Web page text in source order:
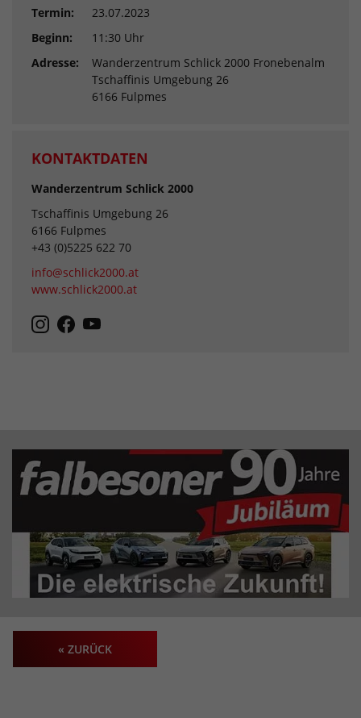
Termin:
23.07.2023
Beginn:
11:30 Uhr
Adresse:
Wanderzentrum Schlick 2000 Fronebenalm
Tschaffinis Umgebung 26
6166 Fulpmes
KONTAKTDATEN
Wanderzentrum Schlick 2000
Tschaffinis Umgebung 26
6166 Fulpmes
+43 (0)5225 622 70
info@schlick2000.at
www.schlick2000.at
« ZURÜCK